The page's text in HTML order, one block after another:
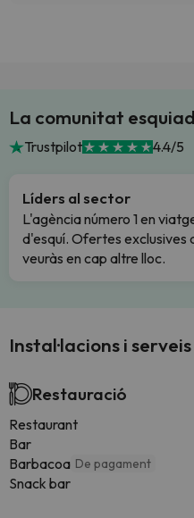
La comunitat
Trustpilot 4.4/5
Líders al sector
L'agència número 1 en
d'esquí. Ofertes exclusives
veuràs en cap altre lloc.
Instal·lacions i serveis
Restauració
Restaurant
Bar
Barbacoa De pagament
Snack bar